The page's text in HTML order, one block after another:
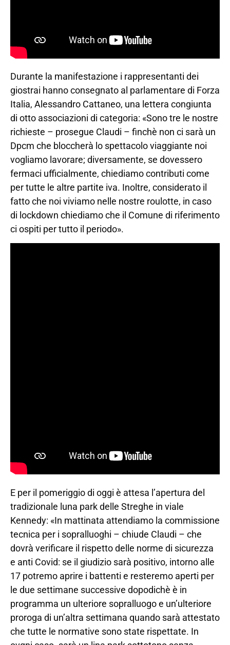
Durante la manifestazione i rappresentanti dei
giostrai hanno consegnato al parlamentare di Forza
Italia, Alessandro Cattaneo, una lettera congiunta
di otto associazioni di categoria: «Sono tre le nostre
richieste – prosegue Claudi – finchè non ci sarà un
Dpcm che bloccherà lo spettacolo viaggiante noi
vogliamo lavorare; diversamente, se dovessero
fermaci ufficialmente, chiediamo contributi come
per tutte le altre partite iva. Inoltre, considerato il
fatto che noi viviamo nelle nostre roulotte, in caso
di lockdown chiediamo che il Comune di riferimento
ci ospiti per tutto il periodo».
E per il pomeriggio di oggi è attesa l’apertura del
tradizionale luna park delle Streghe in viale
Kennedy: «In mattinata attendiamo la commissione
tecnica per i sopralluoghi – chiude Claudi – che
dovrà verificare il rispetto delle norme di sicurezza
e anti Covid: se il giudizio sarà positivo, intorno alle
17 potremo aprire i battenti e resteremo aperti per
le due settimane successive dopodichè è in
programma un ulteriore sopralluogo e un’ulteriore
proroga di un’altra settimana quando sarà attestato
che tutte le normative sono state rispettate. In